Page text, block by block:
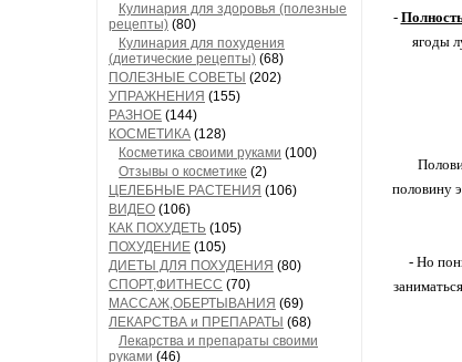
Кулинария для здоровья (полезные
рецепты) (80)
Кулинария для похудения
(диетические рецепты) (68)
ПОЛЕЗНЫЕ СОВЕТЫ (202)
УПРАЖНЕНИЯ (155)
РАЗНОЕ (144)
КОСМЕТИКА (128)
Косметика своими руками (100)
Отзывы о косметике (2)
ЦЕЛЕБНЫЕ РАСТЕНИЯ (106)
ВИДЕО (106)
КАК ПОХУДЕТЬ (105)
ПОХУДЕНИЕ (105)
ДИЕТЫ ДЛЯ ПОХУДЕНИЯ (80)
СПОРТ,ФИТНЕСС (70)
МАССАЖ,ОБЕРТЫВАНИЯ (69)
ЛЕКАРСТВА и ПРЕПАРАТЫ (68)
Лекарства и препараты своими
руками (46)
-
ягоды
половину
- Но